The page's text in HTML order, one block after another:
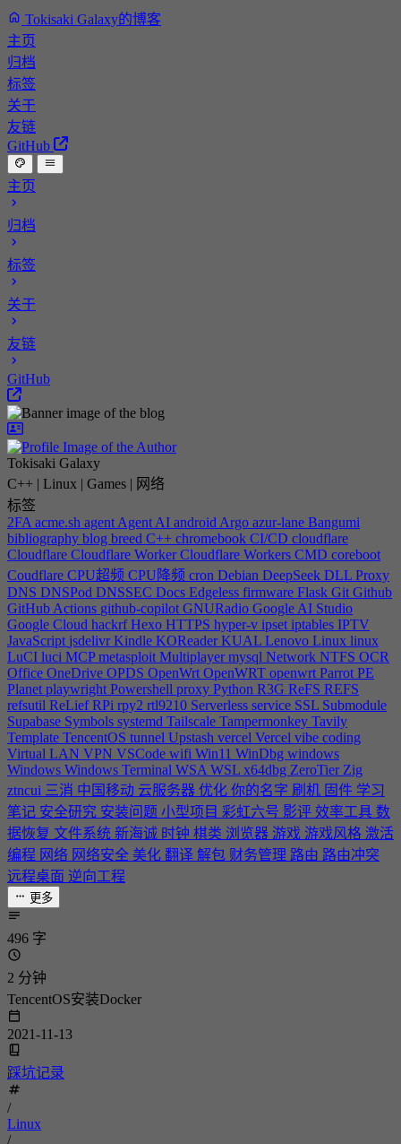
Tokisaki Galaxy的博客
主页
归档
标签
关于
友链
GitHub
主页
归档
标签
关于
友链
GitHub
Tokisaki Galaxy
C++ | Linux | Games | 网络
标签
2FA acme.sh agent Agent AI android Argo azur-lane Bangumi
bibliography blog breed C++ chromebook CI/CD cloudflare
Cloudflare Cloudflare WorkerCloudflare Workers CMD coreboot
Coudflare CPU超频 CPU降频 cron Debian DeepSeek DLL Proxy
DNS DNSPod DNSSEC Docs Edgeless firmware Flask Git Github
GitHub Actions github-copilot GNURadio Google AI Studio
Google Cloud hackrfHexo HTTPS hyper-v ipset iptables IPTV
JavaScript jsdelivrKindle KOReaderKUAL Lenovo Linux linux
LuCI luci MCPmetasploit Multiplayermysql Network NTFS OCR
Office OneDrive OPDS OpenWrt OpenWRT openwrt Parrot PE
Planet playwright Powershell proxy Python R3G ReFS REFS
refsutil ReLiefRPi rpy2 rtl9210 Serverless service SSL Submodule
Supabase Symbols systemd Tailscale Tampermonkey Tavily
Template TencentOS tunnel Upstash vercel Vercel vibe coding
Virtual LAN VPN VSCode wifi Win11 WinDbg windows
Windows Windows Terminal WSA WSL x64dbg ZeroTier Zig
ztncui 三消 中国移动 云服务器 优化 你的名字 刷机 固件 学习
笔记 安全研究 安装问题 小型项目 彩虹六号 影评 效率工具 数
据恢复 文件系统 新海诚 时钟 棋类 浏览器 游戏 游戏风格 激活
编程 网络 网络安全 美化 翻译 解包 财务管理 路由 路由冲突
远程桌面 逆向工程
更多
496 字
2 分钟
TencentOS安装Docker
2021-11-13
踩坑记录
/
Linux
/